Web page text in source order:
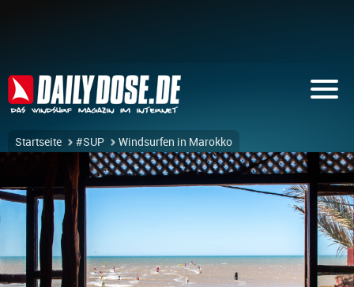
Startseite #SUP Windsurfen in Marokko